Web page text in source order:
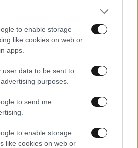
to enable storage
like cookies on web or
apps.
user data to be sent to
purposes.
to send me
to enable storage
like cookies on web or
για Καρυστιανού-Γρατσία:
αναξιοπρέπεια και